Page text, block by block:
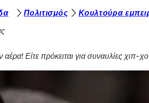
Πολιτισμός
Κουλτούρα
αέρα! Είτε πρόκειται για συναυλίες